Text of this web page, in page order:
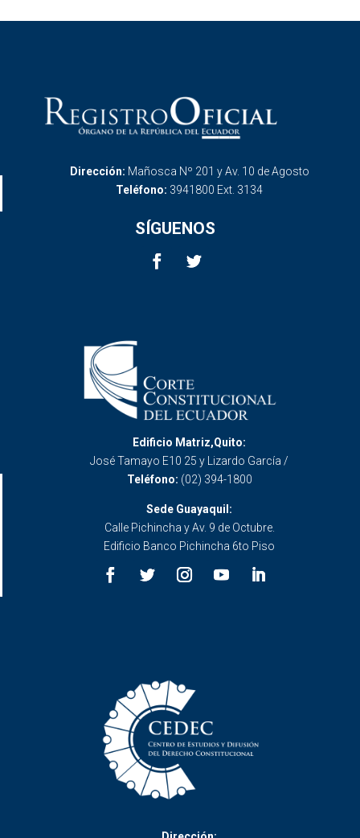
Dirección: Mañosca Nº 201 y Av. 10 de Agosto
Teléfono: 3941800 Ext. 3134
SÍGUENOS
Edificio Matriz,Quito:
José Tamayo E10 25 y Lizardo García /
Teléfono: (02) 394-1800
Sede Guayaquil:
Calle Pichincha y Av. 9 de Octubre.
Edificio Banco Pichincha 6to Piso